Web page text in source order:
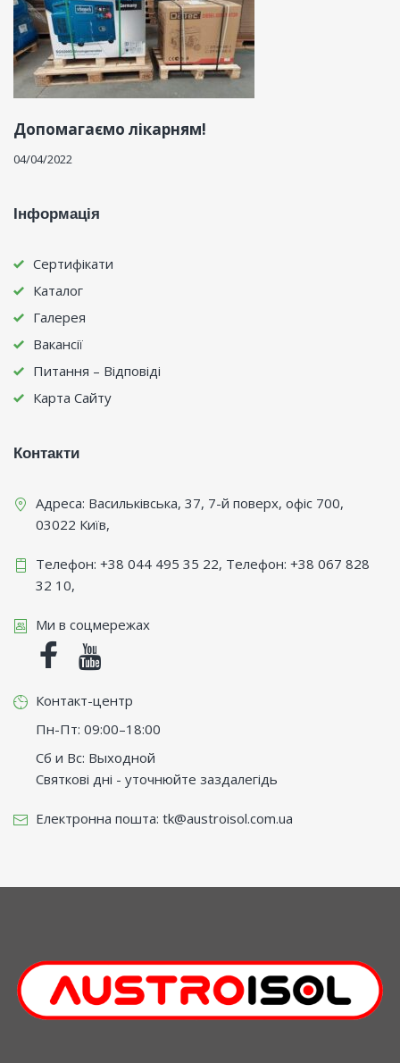
Допомагаємо лікарням!
04/04/2022
Інформація
Сертифікати
Каталог
Галерея
Вакансії
Питання – Відповіді
Карта Сайту
Контакти
Адреса: Васильківська, 37, 7-й поверх, офіс 700,
03022 Київ,
Телефон: +38 044 495 35 22, Телефон: +38 067 828
32 10,
Ми в соцмережах
Facebook
Контакт-центр
Пн-Пт: 09:00–18:00
Сб и Вс: Выходной
Святкові дні - уточнюйте заздалегідь
Електронна пошта: tk@austroisol.com.ua